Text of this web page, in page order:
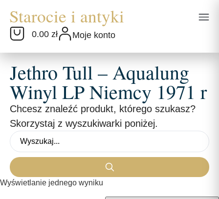
0.00 zł Moje konto
Jethro Tull – Aqualung
Winyl LP Niemcy 1971 r
Chcesz znaleźć produkt, którego szukasz?
Skorzystaj z wyszukiwarki poniżej.
Wyświetlanie jednego wyniku